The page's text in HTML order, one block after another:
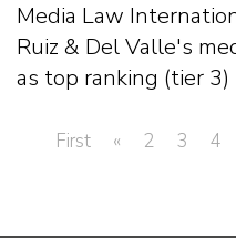
Media Law
Ruiz & Del Valle's
as top ranking (tier 3)
First « 2 3 4